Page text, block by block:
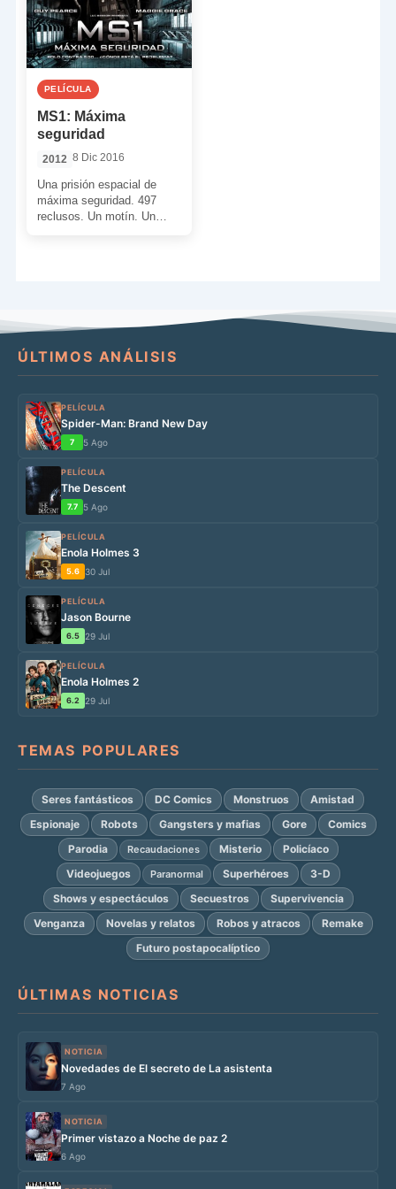
PELÍCULA
MS1: Máxima
seguridad
2012 8 Dic 2016
Una prisión espacial de
máxima seguridad. 497
reclusos. Un motín. Un
ÚLTIMOS ANÁLISIS
PELÍCULA
Spider-Man: Brand New Day
7 5 Ago
PELÍCULA
The Descent
7.7 5 Ago
PELÍCULA
Enola Holmes 3
5.6 30 Jul
PELÍCULA
Jason Bourne
6.5 29 Jul
PELÍCULA
Enola Holmes 2
6.2 29 Jul
TEMAS POPULARES
Seres fantásticos DC Comics Monstruos
Amistad
Espionaje
Robots Gangsters y mafias Gore
Comics
Parodia
Recaudaciones Misterio
Policíaco
Videojuegos
Paranormal Superhéroes
3-D
Shows y espectáculos
Secuestros
Supervivencia
Venganza
Novelas y relatos Robos y atracos
Remake
Futuro postapocalíptico
ÚLTIMAS NOTICIAS
NOTICIA
Novedades de El secreto de La asistenta
7 Ago
NOTICIA
Primer vistazo a Noche de paz 2
6 Ago